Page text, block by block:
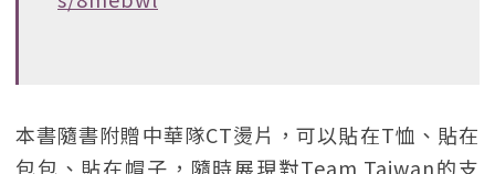
本書隨書附贈中華隊CT燙片，可以貼在T恤、貼在
包包、貼在帽子，隨時展現對Team Taiwan的支